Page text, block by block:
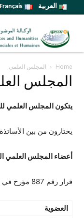
العربية
Home المجلس العلمي
المجلس
يتكون المجلس العلمي
يختارون من بين
أعضاء المجلس العلمي
قرار رقم 887 مؤرخ في 26نوفمبر 2020 الذي يحدد القائمة الاسمية لأعضاء المجلس العلمي الوكالة الموضوعاتية للبحث في العلوم الاجتماعية والإنسانية
العضوية